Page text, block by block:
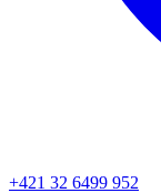
+421 32 6499 952